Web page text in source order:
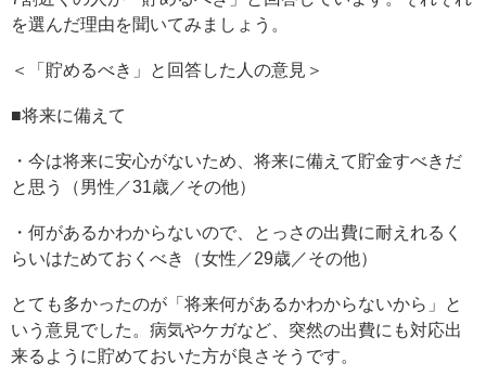
を選んだ理由を聞いてみましょう。
＜「貯めるべき」と回答した人の意見＞
■将来に備えて
・今は将来に安心がないため、将来に備えて貯金すべきだ
と思う（男性／31歳／その他）
・何があるかわからないので、とっさの出費に耐えれるく
らいはためておくべき（女性／29歳／その他）
とても多かったのが「将来何があるかわからないから」と
いう意見でした。病気やケガなど、突然の出費にも対応出
来るように貯めておいた方が良さそうです。